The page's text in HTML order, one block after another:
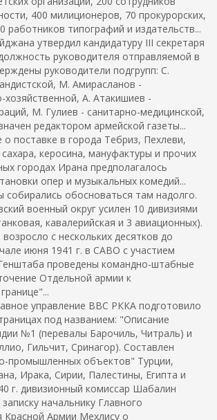
400 милиционеров, 70 прокурорских,
работников типографий и издательств...
утвердил кандидатуру III секретаря
руководителя отправляемой в
руководители подгрупп: С.
М. Амирасланов -
хозяйственной, А. Атакишиев -
М. Гулиев - санитарно-медицинской,
редактором армейской газеты...
поставке в города Тебриз, Пехлеви,
керосина, мануфактуры и прочих
городах Ирана предполагалось
опер и музыкальных комедий...
собирались обосноваться там надолго.
военный округ усилен 10 дивизиями
кавалерийская и 3 авиационных).
с нескольких десятков до
июня 1941 г. в САВО с участием
проведены командно-штабные
Отдельной армии к
управление ВВС РККА подготовило
под названием: "Описание
№1 (перевалы Барочиль, Читраль) и
Гильчит, Сринагор). Составлен
промышленных объектов" Турции,
Ирака, Сирии, Палестины, Египта и
г. дивизионный комиссар Шабалин
начальнику Главного
Красной Армии Мехлису о